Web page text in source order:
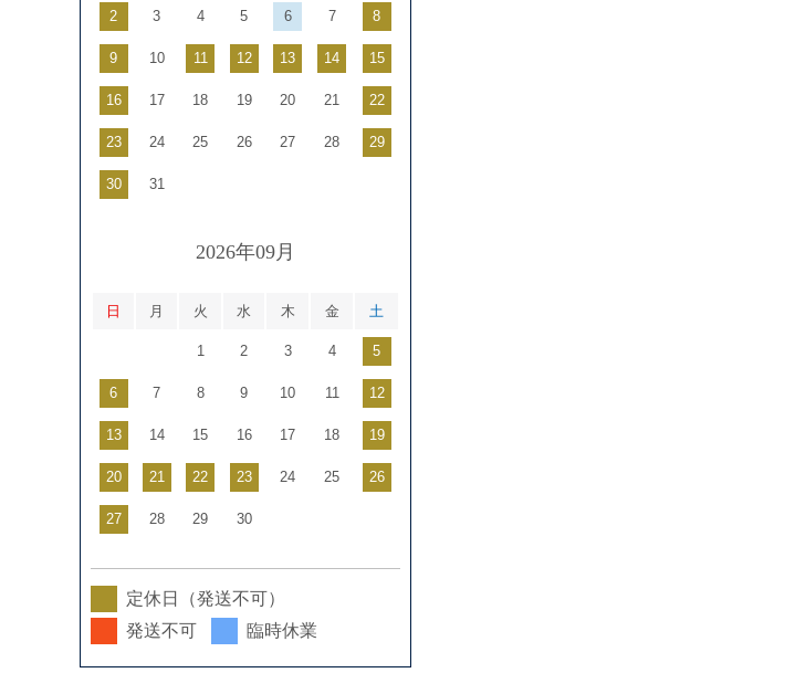
2 3 4 5 6 7 8
9 10 11 12 13 14 15
16 17 18 19 20 21 22
23 24 25 26 27 28 29
30 31
2026年09月
日 月 火 水 木 金 土
1 2 3 4 5
6 7 8 9 10 11 12
13 14 15 16 17 18 19
20 21 22 23 24 25 26
27 28 29 30
定休日（発送不可）
発送不可
臨時休業